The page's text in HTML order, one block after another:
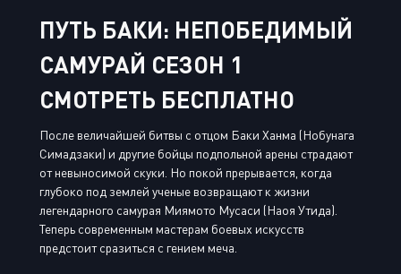
ПУТЬ БАКИ: НЕПОБЕДИМЫЙ
САМУРАЙ СЕЗОН 1
СМОТРЕТЬ БЕСПЛАТНО
После величайшей битвы с отцом Баки Ханма (Нобунага
Симадзаки) и другие бойцы подпольной арены страдают
от невыносимой скуки. Но покой прерывается, когда
глубоко под землей ученые возвращают к жизни
легендарного самурая Миямото Мусаси (Наоя Утида).
Теперь современным мастерам боевых искусств
предстоит сразиться с гением меча.